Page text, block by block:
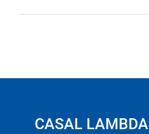
CASAL LAMBDA